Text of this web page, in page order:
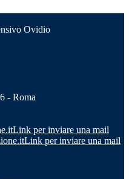
Ovidio
- Roma
Link per inviare una mail
Link per inviare una mail